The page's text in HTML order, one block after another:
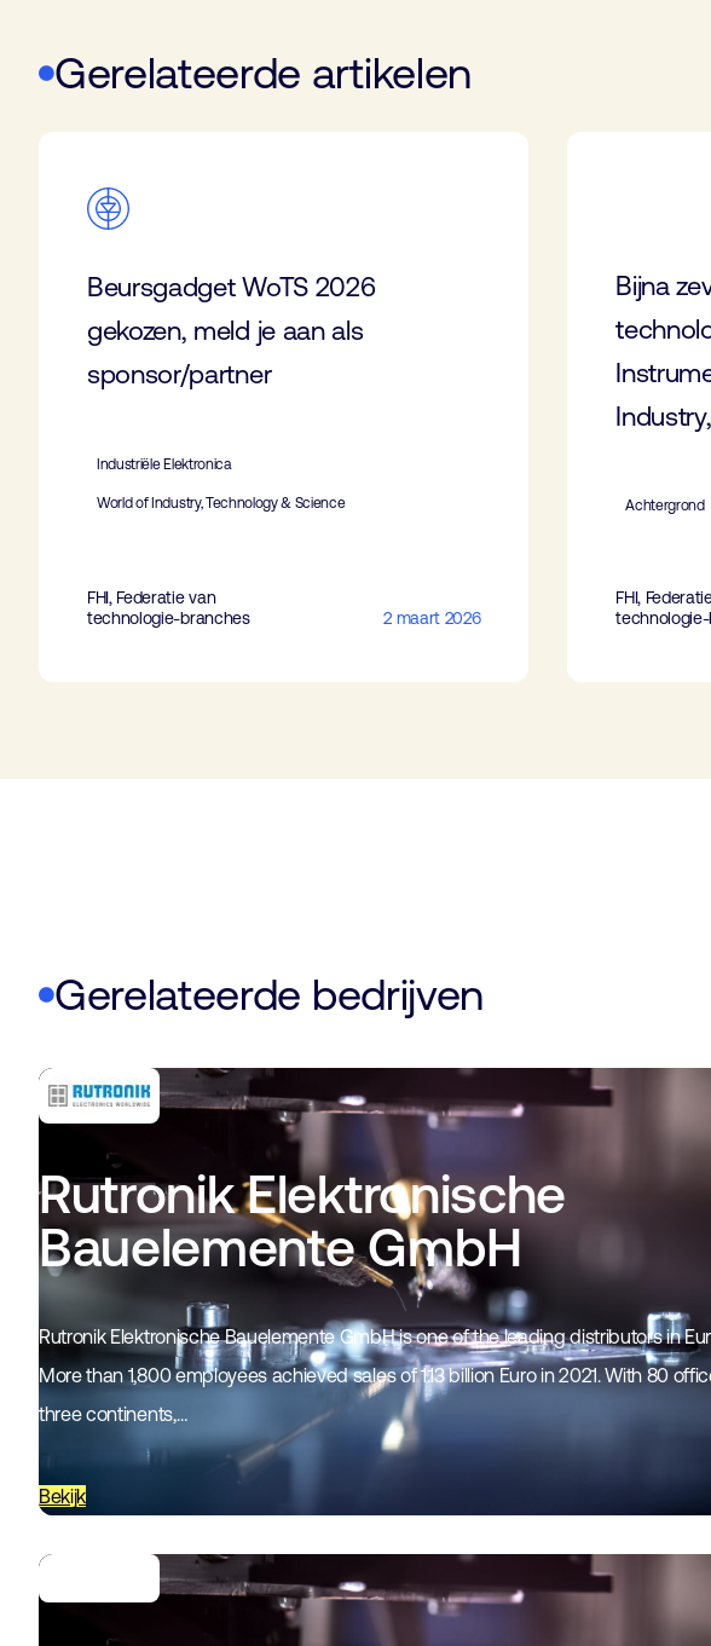
Gerelateerde artikelen
Beursgadget WoTS 2026
gekozen, meld je aan als
sponsor/partner
Industriële Elektronica
World of Industry, Technology & Science
FHI, Federatie van
technologie-branches
2 maart 2026
Bijna
Achtergrond
FHI,
Gerelateerde bedrijven
Rutronik Elektronische
Bauelemente GmbH
Rutronik Elektronische Bauelemente GmbH is one of the leading distributors in
More than 1,800 employees achieved sales of 1.13 billion Euro in 2021. With 80
three continents,…
Bekijk